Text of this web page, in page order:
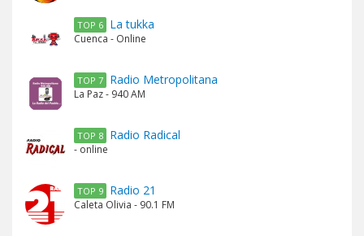
TOP 6 La tukka
Cuenca - Online
TOP 7 Radio Metropolitana
La Paz - 940 AM
TOP 8 Radio Radical
- online
TOP 9 Radio 21
Caleta Olivia - 90.1 FM